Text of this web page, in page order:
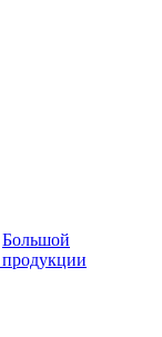
Большой
продукции